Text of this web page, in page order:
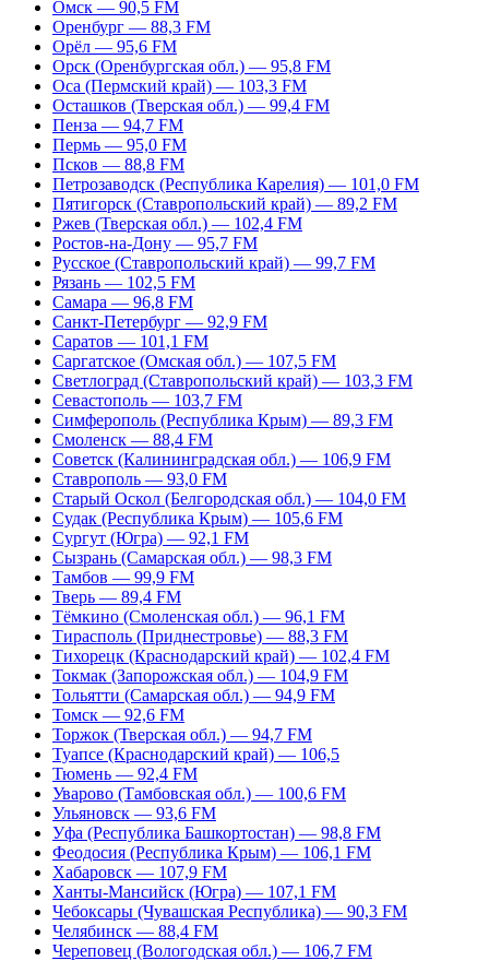
Омск — 90,5 FM
Оренбург — 88,3 FM
Орёл — 95,6 FM
Орск (Оренбургская обл.) — 95,8 FM
Оса (Пермский край) — 103,3 FM
Осташков (Тверская обл.) — 99,4 FM
Пенза — 94,7 FM
Пермь — 95,0 FM
Псков — 88,8 FM
Петрозаводск (Республика Карелия) — 101,0 FM
Пятигорск (Ставропольский край) — 89,2 FM
Ржев (Тверская обл.) — 102,4 FM
Ростов-на-Дону — 95,7 FM
Русское (Ставропольский край) — 99,7 FM
Рязань — 102,5 FM
Самара — 96,8 FM
Санкт-Петербург — 92,9 FM
Саратов — 101,1 FM
Саргатское (Омская обл.) — 107,5 FM
Светлоград (Ставропольский край) — 103,3 FM
Севастополь — 103,7 FM
Симферополь (Республика Крым) — 89,3 FM
Смоленск — 88,4 FM
Советск (Калининградская обл.) — 106,9 FM
Ставрополь — 93,0 FM
Старый Оскол (Белгородская обл.) — 104,0 FM
Судак (Республика Крым) — 105,6 FM
Сургут (Югра) — 92,1 FM
Сызрань (Самарская обл.) — 98,3 FM
Тамбов — 99,9 FM
Тверь — 89,4 FM
Тёмкино (Смоленская обл.) — 96,1 FM
Тирасполь (Приднестровье) — 88,3 FM
Тихорецк (Краснодарский край) — 102,4 FM
Токмак (Запорожская обл.) — 104,9 FM
Тольятти (Самарская обл.) — 94,9 FM
Томск — 92,6 FM
Торжок (Тверская обл.) — 94,7 FM
Туапсе (Краснодарский край) — 106,5
Тюмень — 92,4 FM
Уварово (Тамбовская обл.) — 100,6 FM
Ульяновск — 93,6 FM
Уфа (Республика Башкортостан) — 98,8 FM
Феодосия (Республика Крым) — 106,1 FM
Хабаровск — 107,9 FM
Ханты-Мансийск (Югра) — 107,1 FM
Чебоксары (Чувашская Республика) — 90,3 FM
Челябинск — 88,4 FM
Череповец (Вологодская обл.) — 106,7 FM